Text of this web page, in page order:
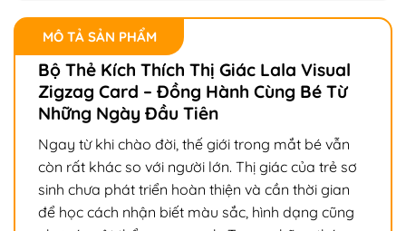
MÔ TẢ SẢN PHẨM
Bộ Thẻ Kích Thích Thị Giác Lala Visual
Zigzag Card – Đồng Hành Cùng Bé Từ
Những Ngày Đầu Tiên
Ngay từ khi chào đời, thế giới trong mắt bé vẫn
còn rất khác so với người lớn. Thị giác của trẻ sơ
sinh chưa phát triển hoàn thiện và cần thời gian
để học cách nhận biết màu sắc, hình dạng cũng